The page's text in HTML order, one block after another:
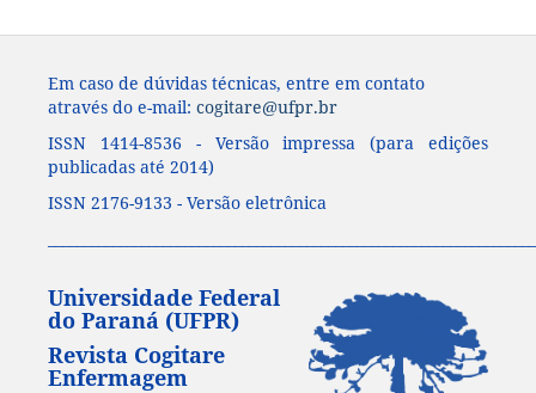
Em caso de dúvidas técnicas, entre em contato
através do e-mail: cogitare@ufpr.br
ISSN 1414-8536 - Versão impressa (para edições
publicadas até 2014)
ISSN 2176-9133 - Versão eletrônica
Universidade Federal
do Paraná (UFPR)
Revista Cogitare
Enfermagem